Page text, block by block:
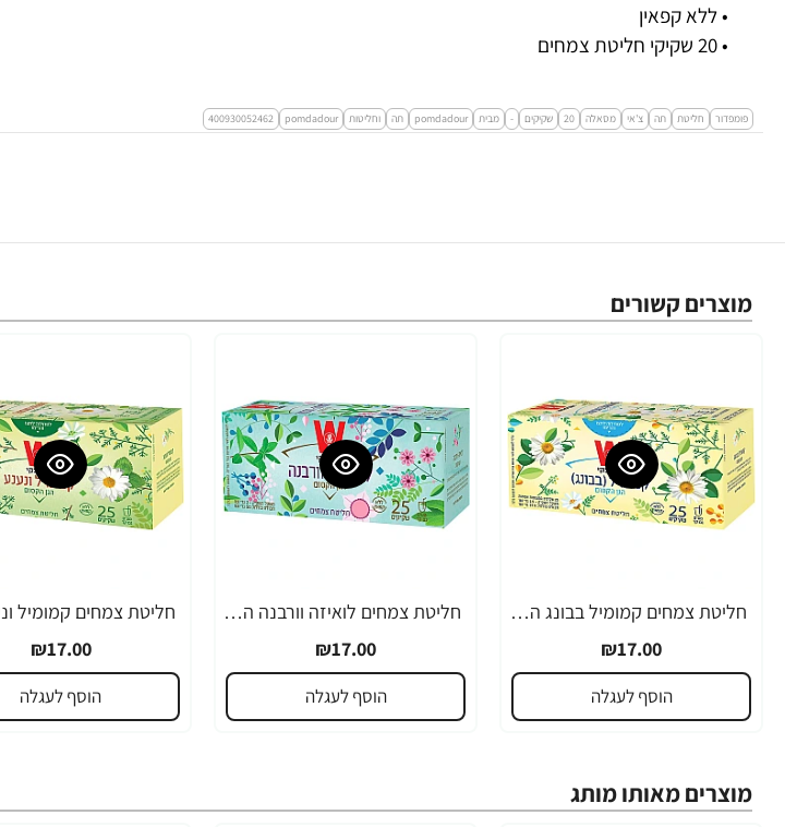
• ללא קפאין
• 20 שקיקי חליטת צמחים
פומפדור חליטת תה צ'אי מסאלה 20 שקיקים - מבית pomdadour תה וחליטות pomdadour
400930052462
מוצרים קשורים
חליטת צמחים קמומיל בבונג הגן הקסום ויסוצקי 25 שקיקים
₪17.00
הוסף לעגלה
חליטת צמחים לואיזה וורבנה הגן הקסום ויסוצקי 25 שקיקים
₪17.00
הוסף לעגלה
₪17.00
הוסף לעגלה
מוצרים מאותו מותג